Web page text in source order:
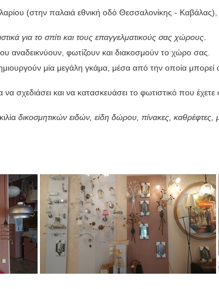
(στην παλαιά εθνική οδό Θεσσαλονίκης - Καβάλας),
για το σπίτι και τους επαγγελματικούς σας χώρους
φωτίζουν και διακοσμούν το χώρο σας.
μία μεγάλη γκάμα, μέσα από την οποία μπορεί ο
να σχεδιάσει και να κατασκευάσει το φωτιστικό που έχετε
δικοσμητικών ειδών, είδη δώρου, πίνακες, καθρέφτες,